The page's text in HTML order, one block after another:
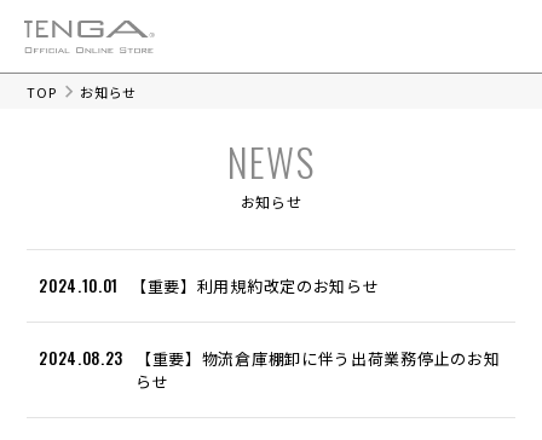
TOP お知らせ
NEWS
お知らせ
2024.10.01 【重要】利用規約改定のお知らせ
2024.08.23
【重要】物流倉庫棚卸に伴う出荷業務停止のお知
らせ